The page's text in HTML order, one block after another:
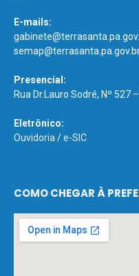
E-mails:
Presencial:
Rua Dr.Lauro Sodré, Nº 527
Eletrônico:
Ouvidoria /e-SIC
COMO CHEGAR À